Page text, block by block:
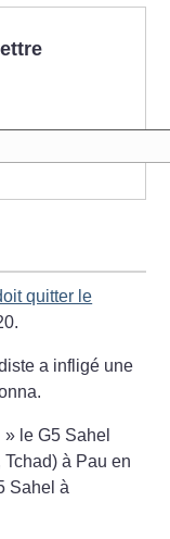
quitter le
a infligé une
» le G5 Sahel
à Pau en
Sahel à